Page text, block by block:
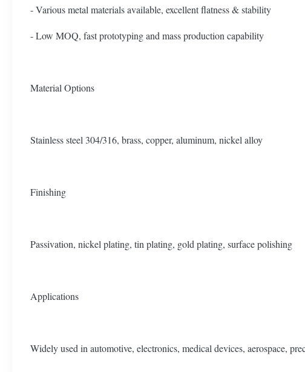
- Various metal materials available, excellent flatness & stability
- Low MOQ, fast prototyping and mass production capability
Material Options
Stainless steel 304/316, brass, copper, aluminum, nickel alloy
Finishing
Passivation, nickel plating, tin plating, gold plating, surface polishing
Applications
Widely used in automotive, electronics, medical devices, aerospace,